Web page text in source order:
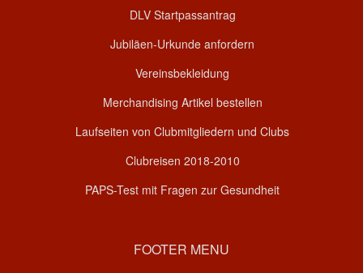
DLV Startpassantrag
Jubiläen-Urkunde anfordern
Vereinsbekleidung
Merchandising Artikel bestellen
Laufseiten von Clubmitgliedern und Clubs
Clubreisen 2018-2010
PAPS-Test mit Fragen zur Gesundheit
FOOTER MENU